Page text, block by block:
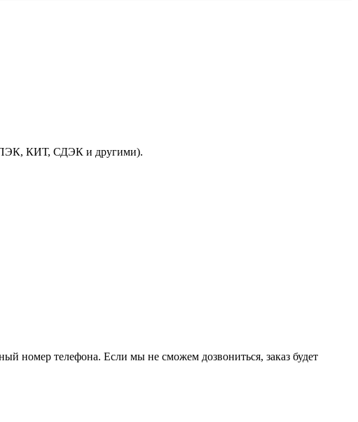
ПЭК, КИТ, СДЭК и другими).
номер телефона. Если мы не сможем дозвониться, заказ будет